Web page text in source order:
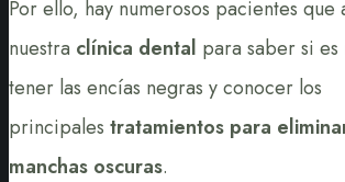
Por ello, hay numerosos pacientes que
nuestra clínica dental para saber si es
tener las encías negras y conocer los
principales tratamientos para
manchas oscuras.